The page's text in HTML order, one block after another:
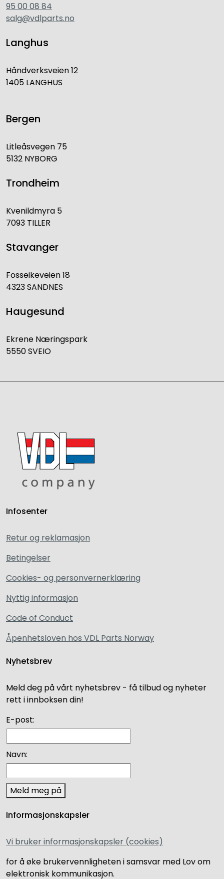
95 00 08 84
salg@vdlparts.no
Langhus
Håndverksveien 12
1405 LANGHUS
Bergen
Litleåsvegen 75
5132 NYBORG
Trondheim
Kvenildmyra 5
7093 TILLER
Stavanger
Fosseikeveien 18
4323 SANDNES
Haugesund
Ekrene Næringspark
5550 SVEIO
Infosenter
Retur og reklamasjon
Betingelser
Cookies- og personvernerklæring
Nyttig informasjon
Code of Conduct
Åpenhetsloven hos VDL Parts Norway
Nyhetsbrev
Meld deg på vårt nyhetsbrev - få tilbud og nyheter
rett i innboksen din!
E-post:
Navn:
Meld meg på
Informasjonskapsler
Vi bruker informasjonskapsler (cookies)
for å øke brukervennligheten i samsvar med Lov om
elektronisk kommunikasjon.